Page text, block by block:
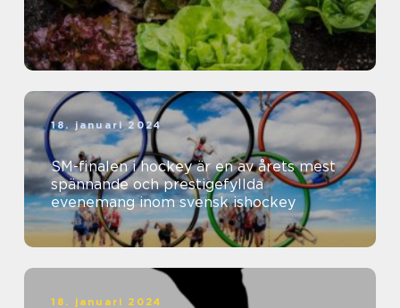
18. januari 2024
SM-finalen i hockey är en av årets mest
spännande och prestigefyllda
evenemang inom svensk ishockey
18. januari 2024